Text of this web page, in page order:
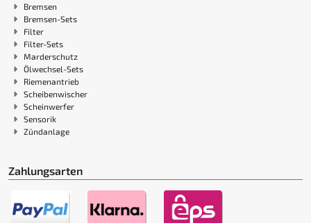
Bremsen
Bremsen-Sets
Filter
Filter-Sets
Marderschutz
Ölwechsel-Sets
Riemenantrieb
Scheibenwischer
Scheinwerfer
Sensorik
Zündanlage
Zahlungsarten